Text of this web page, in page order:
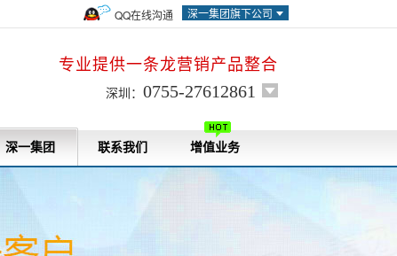
深一集团旗下公司
QQ在线沟通
专业提供一条龙营销产品整合
深圳： 0755-27612861
深一集团 联系我们 增值业务